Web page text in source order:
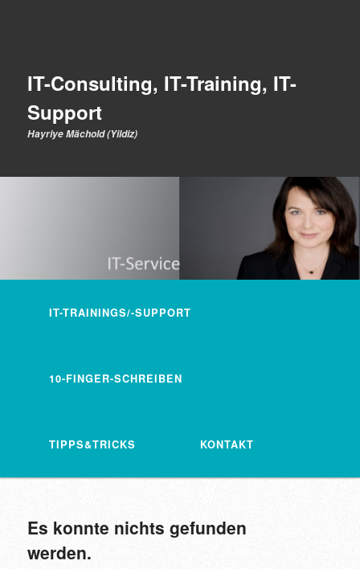
IT-Consulting, IT-Training, IT-
Support
Hayriye Mächold (Yildiz)
ZUM INHALT WECHSELN
ZUM SEKUNDÄREN INHALT WECHSELN
IT-TRAININGS/-SUPPORT
10-FINGER-SCHREIBEN
TIPPS&TRICKS KONTAKT
Es konnte nichts gefunden
werden.